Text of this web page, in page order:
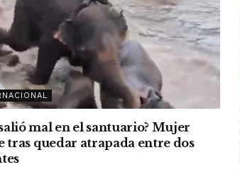
mal en el santuario? Mujer
tras quedar atrapada entre dos